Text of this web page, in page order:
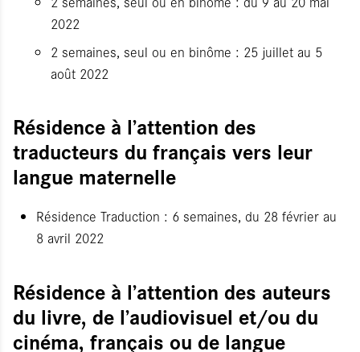
2022
2 semaines, seul ou en binôme : 25 juillet au 5
août 2022
Résidence à l’attention des
traducteurs du français vers leur
langue maternelle
Résidence Traduction : 6 semaines, du 28 février au
8 avril 2022
Résidence à l’attention des auteurs
du livre, de l’audiovisuel et/ou du
cinéma, français ou de langue